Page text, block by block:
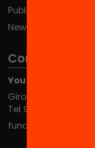
Publications and
News
Contact
You can find us at
Girona 34, interior
Tel 934 588 700